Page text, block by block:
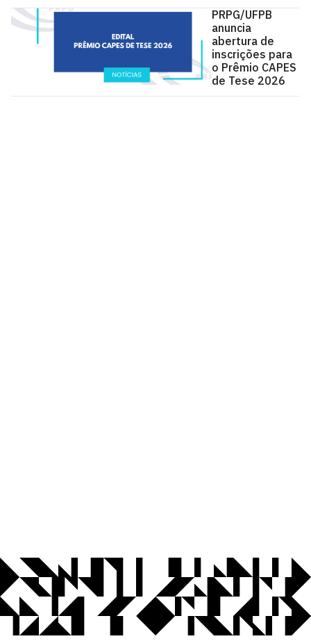
PRPG/UFPB
anuncia
abertura de
inscrições para
o Prêmio CAPES
de Tese 2026